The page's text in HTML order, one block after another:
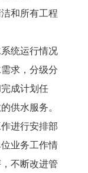
和所有工程
统运行情况
求，分级分
成计划任
供水服务。
进行安排部
业务工作情
不断改进管